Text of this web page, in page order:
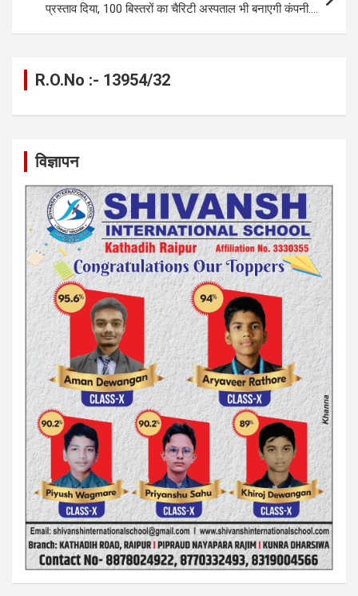
प्रस्ताव दिया, 100 बिस्तरों का चैरिटी अस्पताल भी बनाएगी कंपनी….
R.O.No :- 13954/32
विज्ञापन